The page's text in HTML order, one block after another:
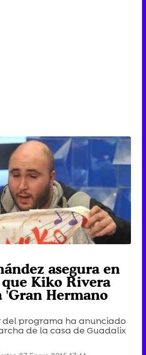
asegura en
que Kiko Rivera
'Gran Hermano
del programa ha anunciado
de la casa de Guadalix